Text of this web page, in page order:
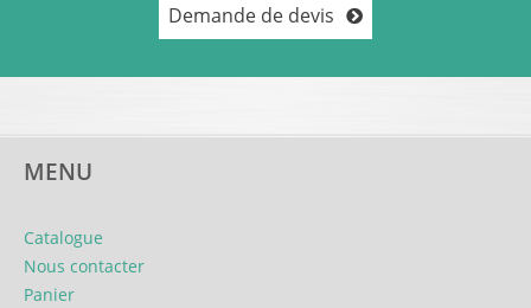
Demande de devis
MENU
Catalogue
Nous contacter
Panier